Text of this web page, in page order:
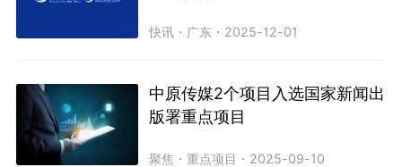
快讯 ・ 广东 ・ 2025-12-01
中原传媒2个项目入选国家新闻出
版署重点项目
聚焦 ・重点项目 ・ 2025-09-10